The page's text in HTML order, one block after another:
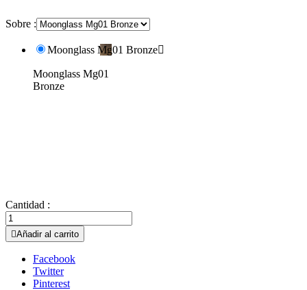
Sobre :
Moonglass Mg01 Bronze
Moonglass Mg01
Bronze
Cantidad :
Añadir al carrito
Facebook
Twitter
Pinterest